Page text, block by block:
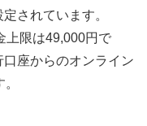
されています。
上限は49,000円で
座からのオンライン